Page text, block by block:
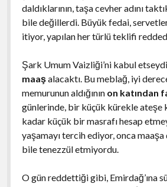
daldıklarının, taşa cevher adını
bile değillerdi. Büyük fedai,
itiyor, yapılan her türlü teklifi
Şark Umum Vaizliği’ni kabul etseydi,
maaşalacaktı. Bu meblağ, iyi
memurunun aldığının on katından
günlerinde, bir küçük kürekle ateşe
kadar küçük bir masrafı hesap
yaşamayı tercih ediyor, onca
bile tenezzül etmiyordu.
O gün reddettiği gibi, Emirdağ’ına